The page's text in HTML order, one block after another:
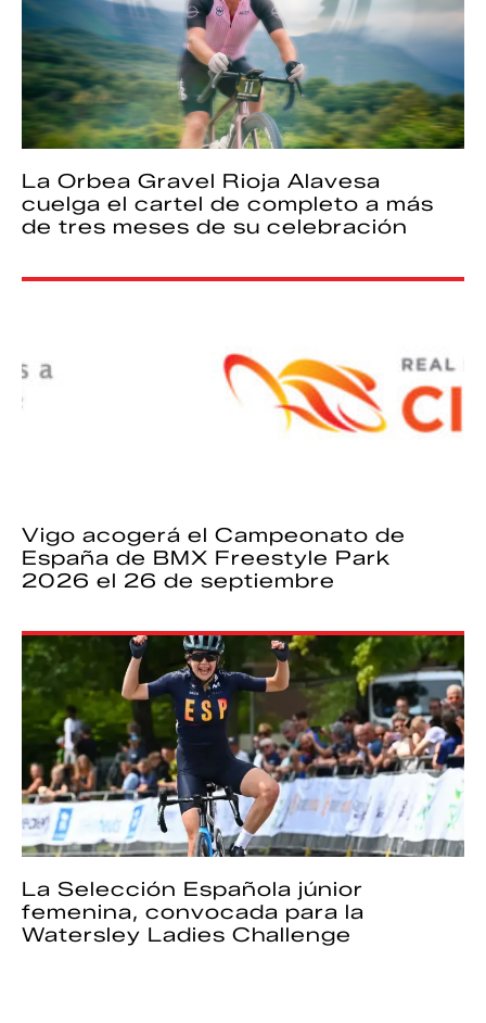
La Orbea Gravel Rioja Alavesa
cuelga el cartel de completo a más
de tres meses de su celebración
Vigo acogerá el Campeonato de
España de BMX Freestyle Park
2026 el 26 de septiembre
La Selección Española júnior
femenina, convocada para la
Watersley Ladies Challenge